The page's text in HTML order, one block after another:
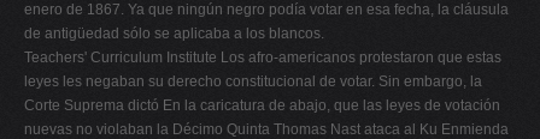
enero de 1867. Ya que ningún negro podía votar en esa fecha, la cláusula
de antigüedad sólo se aplicaba a los blancos.
Teachers' Curriculum Institute Los afro-americanos protestaron que estas
leyes les negaban su derecho constitucional de votar. Sin embargo, la
Corte Suprema dictó En la caricatura de abajo, que las leyes de votación
nuevas no violaban la Décimo Quinta Thomas Nast ataca al Ku Enmienda